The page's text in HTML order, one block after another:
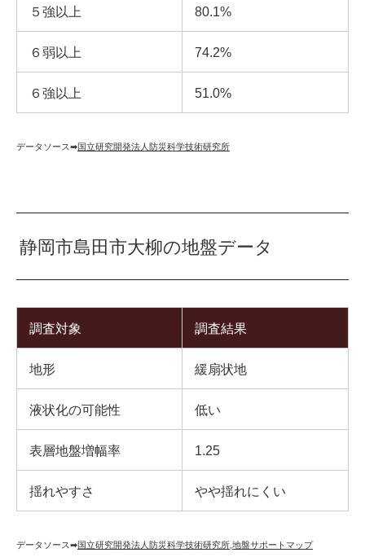
５強以上 80.1%
６弱以上 74.2%
６強以上 51.0%
データソース➡︎国立研究開発法人防災科学技術研究所
静岡市島田市大柳の地盤データ
調査対象 調査結果
地形 緩扇状地
液状化の可能性 低い
表層地盤増幅率 1.25
揺れやすさ やや揺れにくい
データソース➡︎国立研究開発法人防災科学技術研究所 地盤サポートマップ